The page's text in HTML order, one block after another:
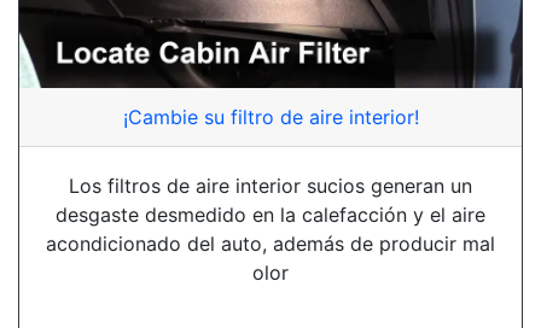
¡Cambie su filtro de aire interior!
Los filtros de aire interior sucios generan un
desgaste desmedido en la calefacción y el aire
acondicionado del auto, además de producir mal
olor